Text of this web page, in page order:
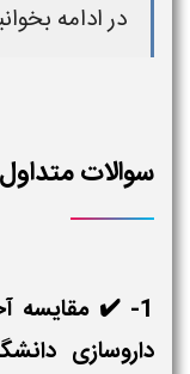
در ادامه
سوالات متداول
1- ✔️ مقایسه
داروسازی